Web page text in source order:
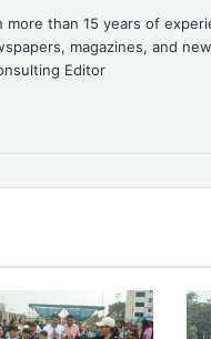
than 15 years of
magazines, and
Editor